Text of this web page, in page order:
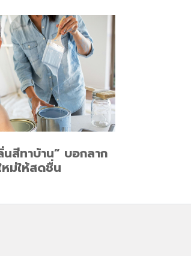
สีทาบ้าน” บอกลาก
หม่ให้สดชื่น